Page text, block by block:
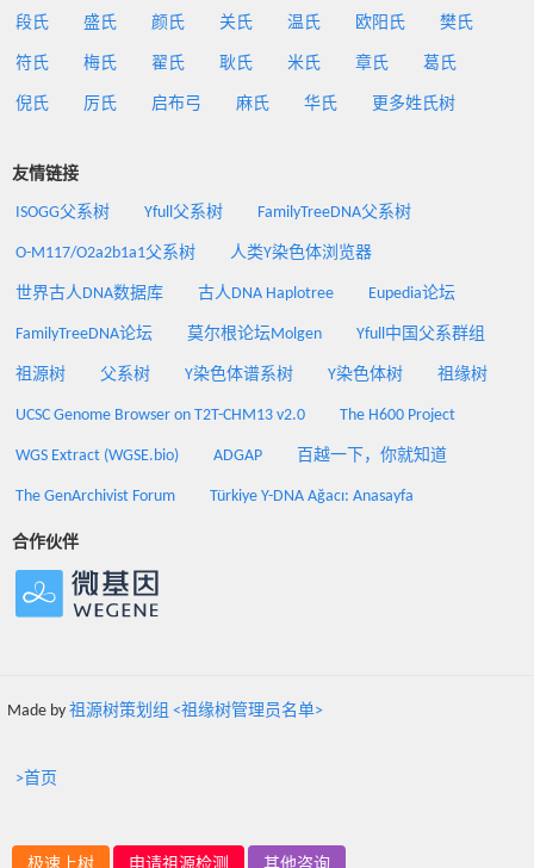
段氏 盛氏 颜氏 关氏 温氏 欧阳氏 樊氏
符氏 梅氏 翟氏 耿氏 米氏 章氏 葛氏
倪氏 厉氏 启布弓 麻氏 华氏 更多姓氏树
友情链接
ISOGG父系树 Yfull父系树 FamilyTreeDNA父系树
O-M117/O2a2b1a1父系树 人类Y染色体浏览器
世界古人DNA数据库 古人DNA Haplotree Eupedia论坛
FamilyTreeDNA论坛 莫尔根论坛Molgen Yfull中国父系群组
祖源树 父系树 Y染色体谱系树 Y染色体树 祖缘树
UCSC Genome Browser on T2T-CHM13 v2.0 The H600 Project
WGS Extract (WGSE.bio) ADGAP 百越一下，你就知道
The GenArchivist Forum Türkiye Y-DNA Ağacı: Anasayfa
合作伙伴
Made by 祖源树策划组 <祖缘树管理员名单>
>首页